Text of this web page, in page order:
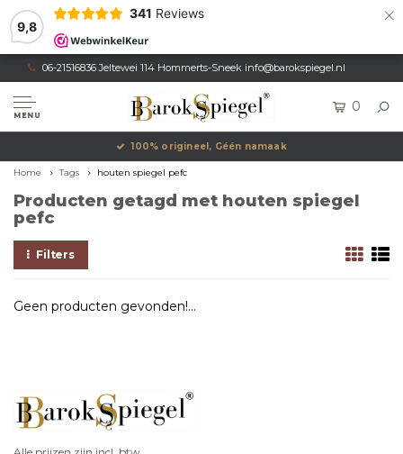
9,8
341 Reviews ×
06-21516836 Jeltewei 114 Hommerts-Sneek info@barokspiegel.nl
MENU
0
100% origineel, Géén namaak
Home Tags houten spiegel pefc
Producten getagd met houten spiegel
pefc
Filters
Geen producten gevonden!...